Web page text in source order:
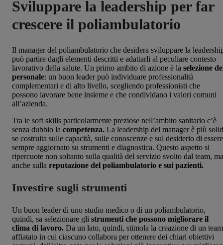
Sviluppare la leadership per far
crescere il poliambulatorio
Il manager del poliambulatorio che desidera sviluppare la
può partire dagli elementi descritti e adattarli al peculiare contesto
lavorativo della salute. Un primo ambito di azione è la selezione
personale: un buon leader può individuare professionalità
complementari e di alto livello, scegliendo professionisti che
possono lavorare bene insieme e che condividano i valori comuni
all’azienda.
Tra le soft skills particolarmente preziose nell’ambito sanitario c’è
senza dubbio la competenza. La leadership del manager è più
se costruita sulle capacità, sulle conoscenze e sul desiderio di essere
sempre aggiornato su strumenti e diagnostica. Questo aspetto si
ripercuote non soltanto sulla qualità del servizio svolto dal team, ma
anche sulla reputazione del poliambulatorio e sui pazienti.
Investire sugli strumenti
Un buon leader di uno studio medico o di un poliambulatorio,
quindi, sa selezionare gli strumenti che possono migliorare il
clima di lavoro. Da un lato, quindi, stimola la creazione di un team
affiatato in cui ciascuno collabora per ottenere dei chiari obiettivi